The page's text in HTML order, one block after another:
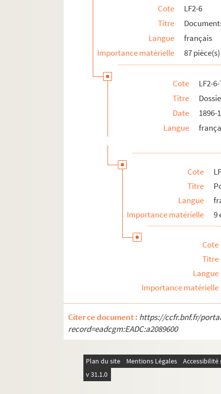
LF26. Portefeuille non numéroté 4
LF27. Lithographies et gravures,
LF28. Galerie de portraits d'artistes lyriques
LF29. II Portraits
Cote
LF2-6
Titre
Langue
français
Importance matérielle
87 pièce(s)
Cote
LF2-
Titre
Date
1896-
Langue
Cote
Titre
Langue
Importance matérielle
9
Cote
Titre
Langue
Importance matérielle
Citer ce document : https://ccfr.bnf.fr/
record=eadcgm:EADC:a2089600
Plan du site Mentions Légales
v 31.1.0